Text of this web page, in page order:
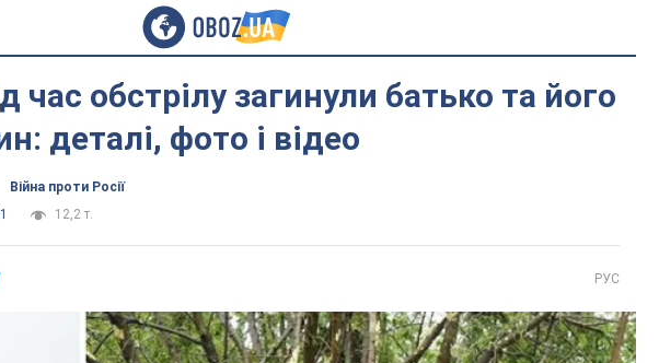
час обстрілу загинули батько та його
деталі, фото і відео
Війна проти Росії
12,2 т.
РУС